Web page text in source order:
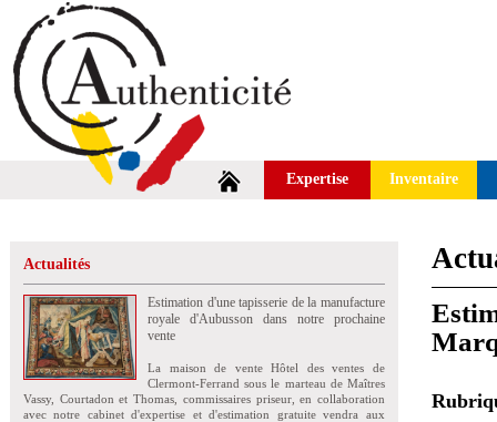
Expertise Inventaire
Actualités
Estimation d'une tapisserie de la manufacture
royale d'Aubusson dans notre prochaine
vente
La maison de vente Hôtel des ventes de
Clermont-Ferrand sous le marteau de Maîtres
Vassy, Courtadon et Thomas, commissaires priseur, en collaboration
avec notre cabinet d'expertise et d'estimation gratuite vendra aux